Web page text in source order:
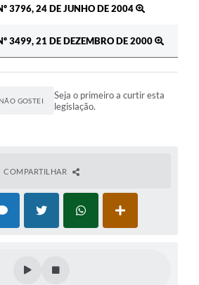
3796, 24 DE JUNHO DE 2004
3499, 21 DE DEZEMBRO DE 2000
NÃO GOSTEI
Seja o primeiro a curtir esta
legislação.
COMPARTILHAR